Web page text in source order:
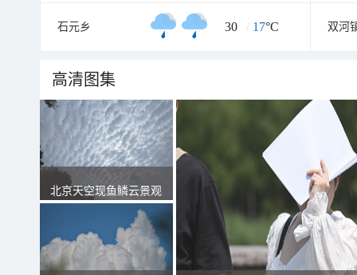
石元乡 30 / 17°C 双河
高清图集
北京天空现鱼鳞云景观